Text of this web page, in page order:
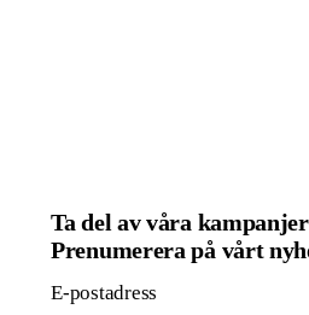
Ta del av våra
Prenumerera på vårt
E-postadress